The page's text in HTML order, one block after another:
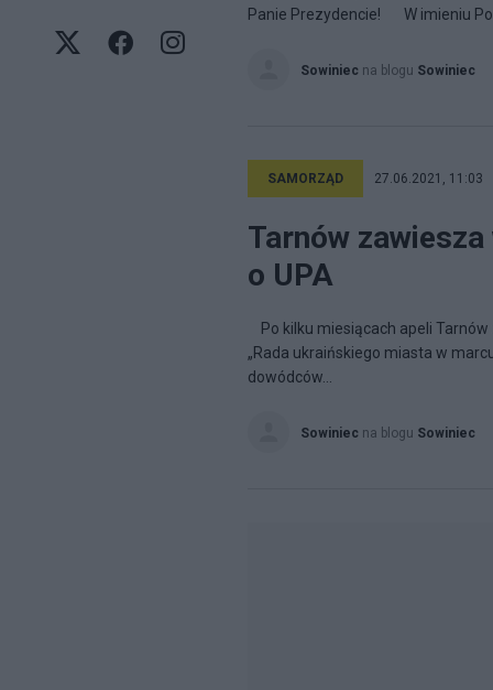
Panie Prezydencie! W imieniu
Sowiniec na blogu Sowiniec
SAMORZĄD 27.06.2021, 11:03
Tarnów
o UPA
Po kilku miesiącach apeli Tarnów
„Rada ukraińskiego miasta w
dowódców...
Sowiniec na blogu Sowiniec